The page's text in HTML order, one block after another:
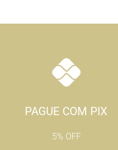
PAGUE COM PIX
5% OFF